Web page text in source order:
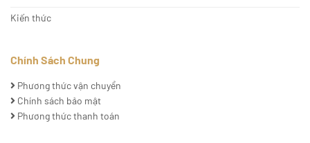
Kiến thức
Chính Sách Chung
Phương thức vận chuyển
Chính sách bảo mật
Phương thức thanh toán